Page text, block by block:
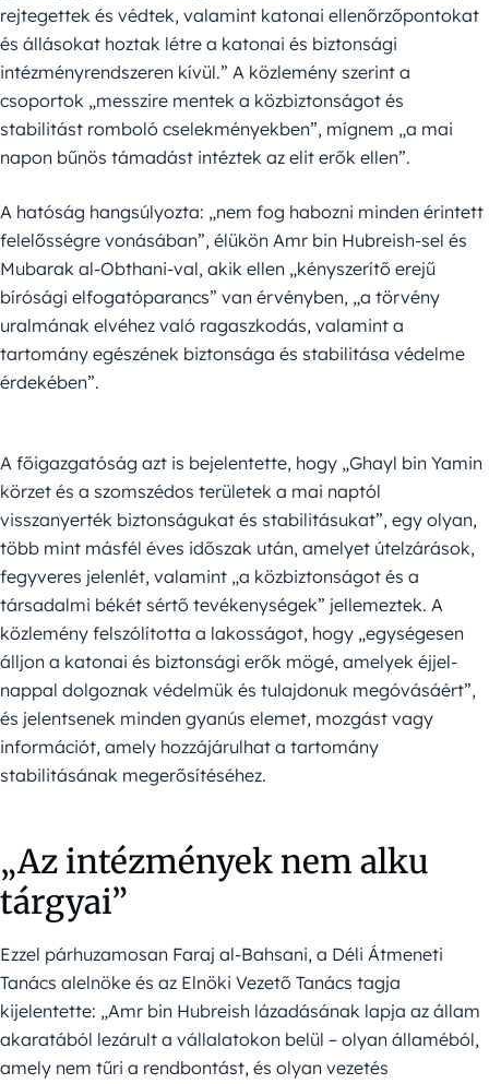
rejtegettek és védtek, valamint katonai ellenőrzőpontokat
és állásokat hoztak létre a katonai és biztonsági
intézményrendszeren kívül.” A közlemény szerint a
csoportok „messzire mentek a közbiztonságot és
stabilitást romboló cselekményekben”, mígnem „a mai
napon bűnös támadást intéztek az elit erők ellen”.
A hatóság hangsúlyozta: „nem fog habozni minden érintett
felelősségre vonásában”, élükön Amr bin Hubreish-sel és
Mubarak al-Obthani-val, akik ellen „kényszerítő erejű
bírósági elfogatóparancs” van érvényben, „a törvény
uralmának elvéhez való ragaszkodás, valamint a
tartomány egészének biztonsága és stabilitása védelme
érdekében”.
A főigazgatóság azt is bejelentette, hogy „Ghayl bin Yamin
körzet és a szomszédos területek a mai naptól
visszanyerték biztonságukat és stabilitásukat”, egy olyan,
több mint másfél éves időszak után, amelyet útelzárások,
fegyveres jelenlét, valamint „a közbiztonságot és a
társadalmi békét sértő tevékenységek” jellemeztek. A
közlemény felszólította a lakosságot, hogy „egységesen
álljon a katonai és biztonsági erők mögé, amelyek éjjel-
nappal dolgoznak védelmük és tulajdonuk megóvásáért”,
és jelentsenek minden gyanús elemet, mozgást vagy
információt, amely hozzájárulhat a tartomány
stabilitásának megerősítéséhez.
„Az intézmények nem alku
tárgyai”
Ezzel párhuzamosan Faraj al-Bahsani, a Déli Átmeneti
Tanács alelnöke és az Elnöki Vezető Tanács tagja
kijelentette: „Amr bin Hubreish lázadásának lapja az állam
akaratából lezárult a vállalatokon belül – olyan államéból,
amely nem tűri a rendbontást, és olyan vezetés